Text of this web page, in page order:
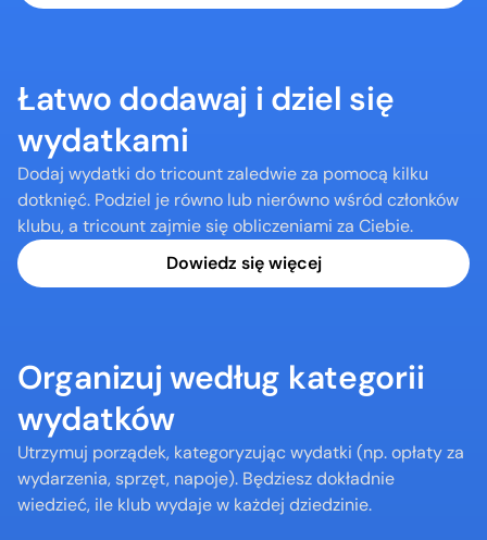
Łatwo dodawaj i dziel się
wydatkami
Dodaj wydatki do tricount zaledwie za pomocą kilku
dotknięć. Podziel je równo lub nierówno wśród członków
klubu, a tricount zajmie się obliczeniami za Ciebie.
Dowiedz się więcej
Organizuj według kategorii
wydatków
Utrzymuj porządek, kategoryzując wydatki (np. opłaty za
wydarzenia, sprzęt, napoje). Będziesz dokładnie
wiedzieć, ile klub wydaje w każdej dziedzinie.